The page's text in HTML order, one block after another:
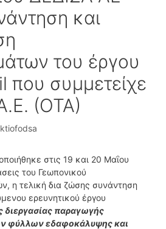
και
του έργου
που συμμετείχε
(ΟΤΑ)
στις 19 και 20 Μαΐου
του Γεωπονικού
η τελική δια ζώσης συνάντηση
ερευνητικού έργου
διεργασίας παραγωγής
φύλλων εδαφοκάλυψης και